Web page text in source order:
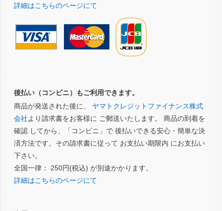
詳細はこちらのページにて
後払い（コンビニ）もご利用できます。
商品が発送された後に、 ヤマトクレジットファイナンス株式
会社より請求書をお客様に ご郵送いたします。 商品の到着を
確認 してから、「コンビニ」で 後払いできる安心・簡単な決
済方法です。その請求書に従って お支払い期限内 にお支払い
下さい。
全国一律： 250円(税込) が別途かかります。
詳細はこちらのページにて